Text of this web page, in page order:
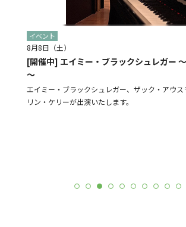
イベント
8月8日（土）
[開催中] エイミー・ブラックシュレガー
～
エイミー・ブラックシュレガー、ザック・アウス
リン・ケリーが出演いたします。